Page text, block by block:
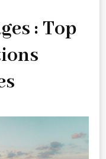
: Top